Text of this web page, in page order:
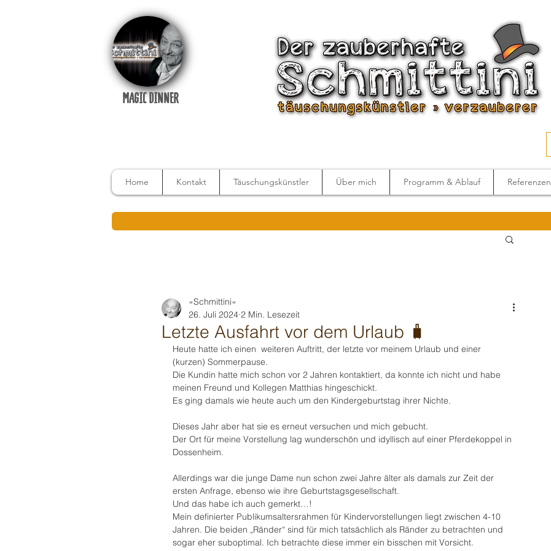
MAGIC DINNER
Home Kontakt Täuschungskünstler Über mich Programm & Ablauf Referenzen
Letzte Ausfahrt vor dem Urlaub 🧳
»Schmittini«
26. Juli 2024 2 Min. Lesezeit
Heute hatte ich einen  weiteren Auftritt, der letzte vor meinem Urlaub und einer
(kurzen) Sommerpause.
Die Kundin hatte mich schon vor 2 Jahren kontaktiert, da konnte ich nicht und habe
meinen Freund und Kollegen Matthias hingeschickt.
Es ging damals wie heute auch um den Kindergeburtstag ihrer Nichte.
Dieses Jahr aber hat sie es erneut versuchen und mich gebucht.
Der Ort für meine Vorstellung lag wunderschön und idyllisch auf einer Pferdekoppel in
Dossenheim.
Allerdings war die junge Dame nun schon zwei Jahre älter als damals zur Zeit der
ersten Anfrage, ebenso wie ihre Geburtstagsgesellschaft.
Und das habe ich auch gemerkt…!
Mein definierter Publikumsaltersrahmen für Kindervorstellungen liegt zwischen 4-10
Jahren. Die beiden „Ränder“ sind für mich tatsächlich als Ränder zu betrachten und
sogar eher suboptimal. Ich betrachte diese immer ein bisschen mit Vorsicht.